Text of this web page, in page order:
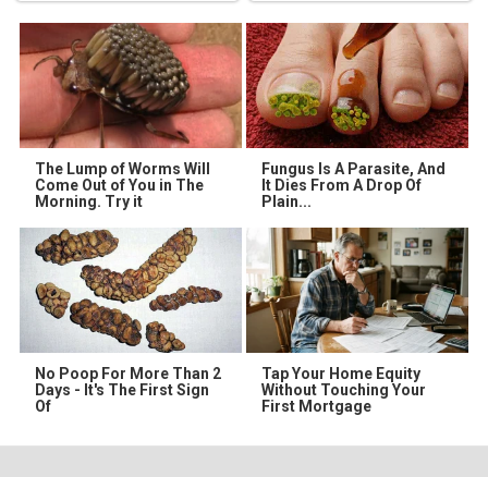
The Lump of Worms Will
Come Out of You in The
Morning. Try it
Fungus Is A Parasite, And
It Dies From A Drop Of
Plain...
No Poop For More Than 2
Days - It's The First Sign
Of
Tap Your Home Equity
Without Touching Your
First Mortgage